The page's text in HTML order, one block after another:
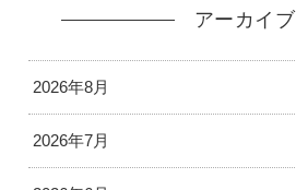
アーカイブ
2026年8月
2026年7月